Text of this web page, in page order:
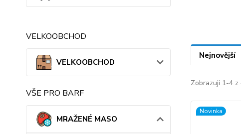
VELKOOBCHOD
VELKOOBCHOD
VŠE PRO BARF
MRAŽENÉ MASO
Nejnovější
Zobrazuji 1-4 z
Novinka